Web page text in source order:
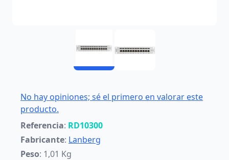
No hay opiniones; sé el primero en valorar este
producto.
Referencia: RD10300
Fabricante: Lanberg
Peso: 1,01 Kg